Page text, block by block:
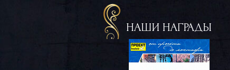
НАШИ НАГРАДЫ